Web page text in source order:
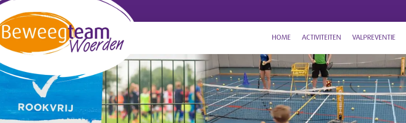
HOME ACTIVITEITEN VALPREVENTIE